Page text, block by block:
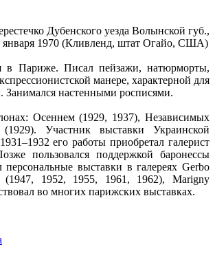
Дубенского уезда Волынской губ.,
января 1970 (Кливленд, штат Огайо, США)
в Париже. Писал пейзажи, натюрморты,
манере, характерной для
настенными росписями.
Осеннем (1929, 1937), Независимых
Участник выставки Украинской
его работы приобретал галерист
пользовался поддержкой баронессы
выставки в галереях Gerbo
(1947, 1952, 1955, 1961, 1962), Marigny
во многих парижских выставках.